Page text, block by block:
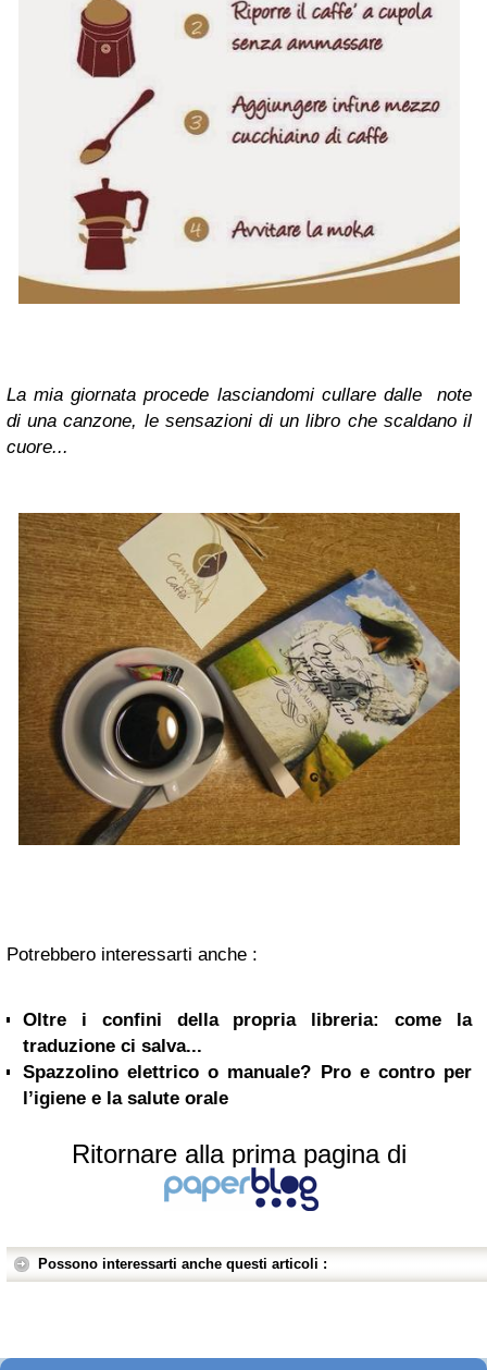
La mia giornata procede lasciandomi cullare dalle note
di una canzone, le sensazioni di un libro che scaldano il
cuore...
Potrebbero interessarti anche :
Oltre i confini della propria libreria: come la
traduzione ci salva...
Spazzolino elettrico o manuale? Pro e contro per
l’igiene e la salute orale
Ritornare alla prima pagina di
Possono interessarti anche questi articoli :